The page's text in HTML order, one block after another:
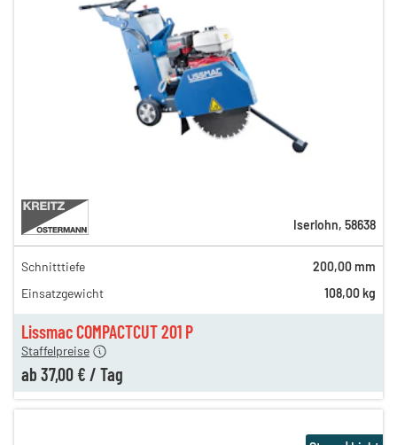
Lissmac COMPACTCUT 201 P
66,00 €
53,00 €
Staffelpreise
ab 37,00 € / Tag
Iserlohn, 58638
Schnitttiefe
200,00 mm
Einsatzgewicht
108,00 kg